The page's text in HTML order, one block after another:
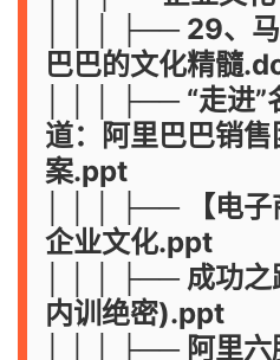
│ │ │ ├── 29、
巴巴的文化精髓
│ │ │ ├── “走进
道：阿里巴巴销
案.ppt
│ │ │ ├── 【电
企业文化.ppt
│ │ │ ├── 成功
内训绝密).ppt
│ │ │ ├── 阿里